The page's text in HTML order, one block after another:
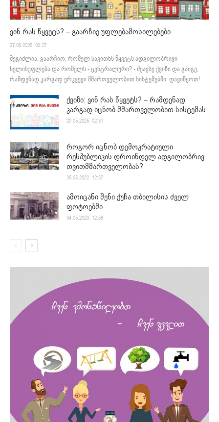
ვინ რას წყვეტს? – გაარჩიე უფლებამოსილებები
27.05.2025. 02:27
შეგიძლია, გაარჩიო, რომელ საკითხს წყვეტს ადგილობრივი
ხელისუფლება და რომელს - ცენტრალური? - შეავსე ქვიზი და გაიგე,
რამდენად კარგად ერკვევი მმართველობით სისტემებში. დავიწყოთ!
ქვიზი: ვინ რას წყვეტს? – რამდენად
კარგად იცნობ მმართველობით სისტემას
20.05.2025. 02:31
როგორ იცნობ დემოკრატიული
რესპუბლიკის დროინდელ ადგილობრივ
თვითმმართველობას?
25.05.2022. 12:37
ამოიცანი შენი ქუჩა თბილისის ძველ
ფოტოებში
04.05.2020. 12:58